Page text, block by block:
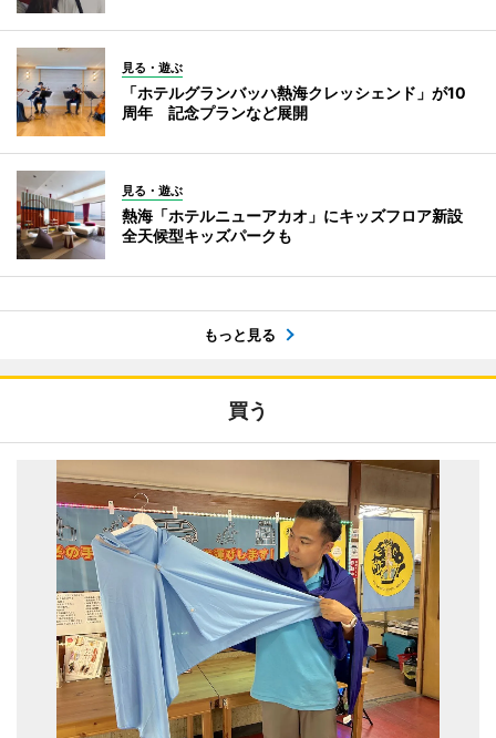
見る・遊ぶ
「ホテルグランバッハ熱海クレッシェンド」が10
周年 記念プランなど展開
見る・遊ぶ
熱海「ホテルニューアカオ」にキッズフロア新設
全天候型キッズパークも
もっと見る
買う